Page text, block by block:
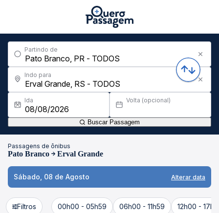
Partindo de
Indo para
Ida Volta (opcional)
Buscar Passagem
Passagens de ônibus
Pato Branco Erval Grande
Sábado, 08 de Agosto Alterar data
Filtros 00h00 - 05h59 06h00 - 11h59 12h00 -